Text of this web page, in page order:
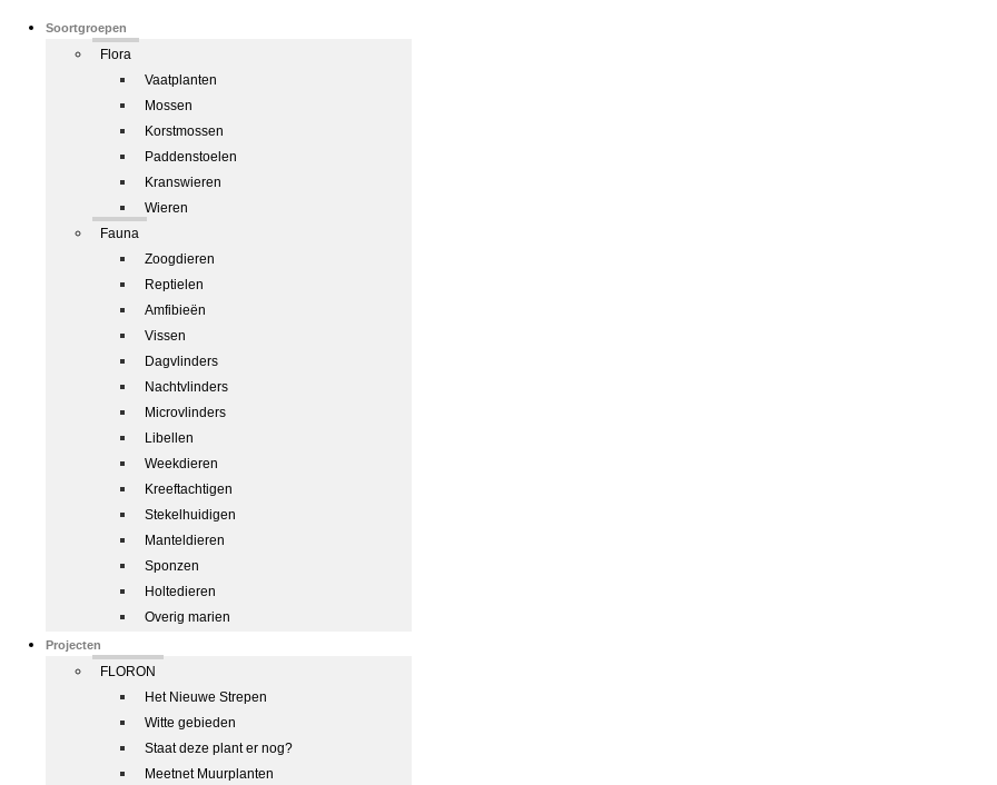
Soortgroepen
Flora
Vaatplanten
Mossen
Korstmossen
Paddenstoelen
Kranswieren
Wieren
Fauna
Zoogdieren
Reptielen
Amfibieën
Vissen
Dagvlinders
Nachtvlinders
Microvlinders
Libellen
Weekdieren
Kreeftachtigen
Stekelhuidigen
Manteldieren
Sponzen
Holtedieren
Overig marien
Projecten
FLORON
Het Nieuwe Strepen
Witte gebieden
Staat deze plant er nog?
Meetnet Muurplanten